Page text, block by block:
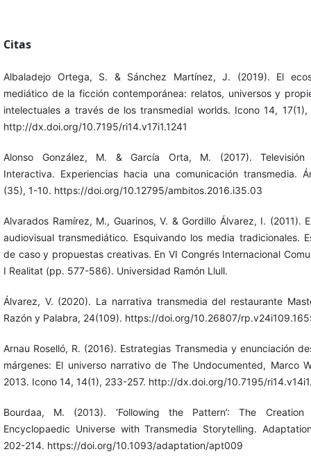
Citas
Albaladejo Ortega, S. & Sánchez Martínez, J. (2019). El
mediático de la ficción contemporánea: relatos, universos y
intelectuales a través de los transmedial worlds. Icono 14,
http://dx.doi.org/10.7195/ri14.v17i1.1241
Alonso González, M. & García Orta, M. (2017). Televisión
Interactiva. Experiencias hacia una comunicación transmedia.
(35), 1-10. https://doi.org/10.12795/ambitos.2016.i35.03
Alvarados Ramírez, M., Guarinos, V. & Gordillo Álvarez, I. (2011).
audiovisual transmediático. Esquivando los media tradicionales.
de caso y propuestas creativas. En VI Congrés Internacional
I Realitat (pp. 577-586). Universidad Ramón Llull.
Álvarez, V. (2020). La narrativa transmedia del restaurante
Razón y Palabra, 24(109). https://doi.org/10.26807/
Arnau Roselló, R. (2016). Estrategias Transmedia y enunciación
márgenes: El universo narrativo de The Undocumented, Marco
2013. Icono 14, 14(1), 233-257. http://dx.doi.org/10.7195/
Bourdaa, M. (2013). ‘Following the Pattern’: The
Encyclopaedic Universe with Transmedia Storytelling.
202-214. https://doi.org/10.1093/adaptation/apt009